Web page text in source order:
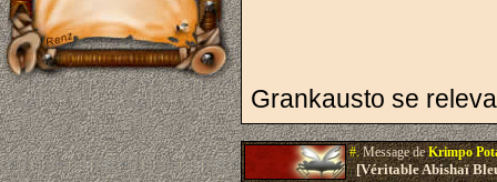
Grankausto se
#.Message deKrimpo
[Véritable Abishaï